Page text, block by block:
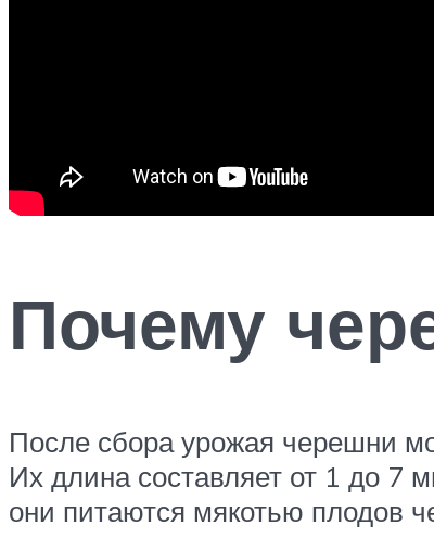
Почему
После сбора урожая черешни
Их длина составляет от 1 до 7
они питаются мякотью плодов